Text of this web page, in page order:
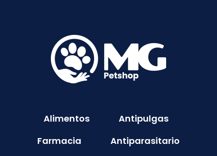
Alimentos
Antipulgas
Farmacia
Antiparasitario